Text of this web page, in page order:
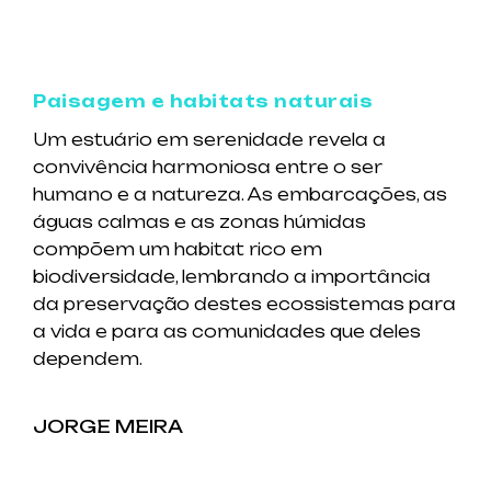
Paisagem e habitats naturais
Um estuário em serenidade revela a
convivência harmoniosa entre o ser
humano e a natureza. As embarcações, as
águas calmas e as zonas húmidas
compõem um habitat rico em
biodiversidade, lembrando a importância
da preservação destes ecossistemas para
a vida e para as comunidades que deles
dependem.
JORGE MEIRA